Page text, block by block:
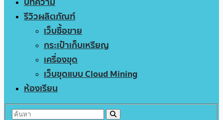
รีวิวผลิตภัณฑ์
เว็บซื้อขาย
กระเป๋าเก็บเหรียญ
เครื่องขุด
เว็บขุดแบบ Cloud Mining
ห้องเรียน